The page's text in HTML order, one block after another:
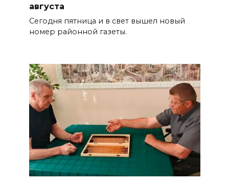
августа
Сегодня пятница и в свет вышел новый
номер районной газеты.